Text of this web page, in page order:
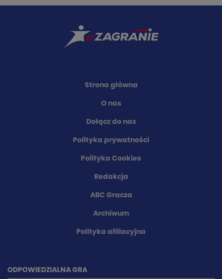
Strona główna
O nas
Dołącz do nas
Polityka prywatności
Polityka Cookies
Redakcja
ABC Gracza
Archiwum
Polityka afiliacyjna
ODPOWIEDZIALNA GRA